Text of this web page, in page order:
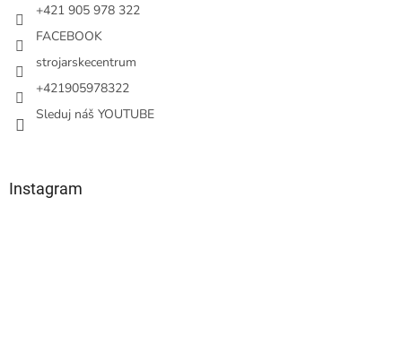
+421 905 978 322
FACEBOOK
strojarskecentrum
+421905978322
Sleduj náš YOUTUBE
Instagram